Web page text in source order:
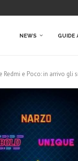
NEWS GUIDE
Redmi e Poco: in arrivo gli